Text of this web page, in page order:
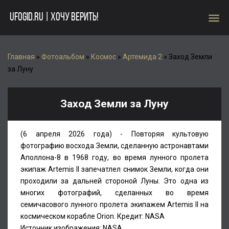
UFOGID.RU | ХОЧУ ВЕРИТЬ! menu
Главная » Фотоальбом » Космос » Артемида 2 » Заход Земли
за Луну
Заход Земли за Луну
(6 апреля 2026 года) - Повторяя культовую
фотографию восхода Земли, сделанную астронавтами
Аполлона-8 в 1968 году, во время лунного пролета
экипаж Artemis II запечатлел снимок Земли, когда они
проходили за дальней стороной Луны. Это одна из
многих фотографий, сделанных во время
семичасового лунного пролета экипажем Artemis II на
космическом корабле Orion. Кредит: NASA